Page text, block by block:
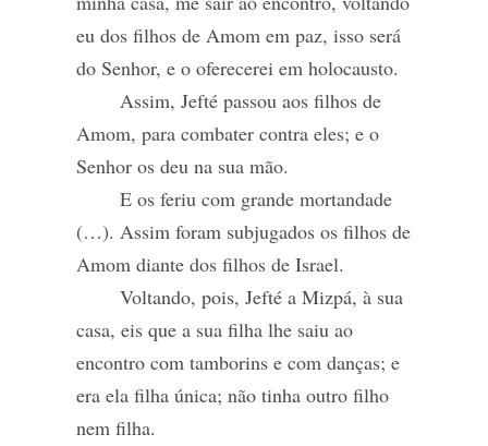
eu dos filhos de Amom em paz, isso será
do Senhor, e o oferecerei em holocausto.
Assim, Jefté passou aos filhos de
Amom, para combater contra eles; e o
Senhor os deu na sua mão.
E os feriu com grande mortandade
(…). Assim foram subjugados os filhos de
Amom diante dos filhos de Israel.
Voltando, pois, Jefté a Mizpá, à sua
casa, eis que a sua filha lhe saiu ao
encontro com tamborins e com danças; e
era ela filha única; não tinha outro filho
nem filha.